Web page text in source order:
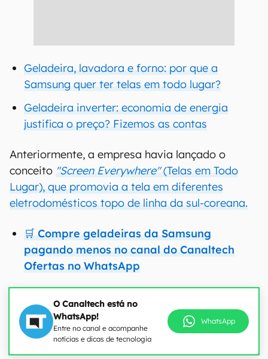
Geladeira, lavadora e forno: por que a
Samsung quer ter telas em todo lugar?
Geladeira inverter: economia de energia
justifica o preço? Fizemos as contas
Anteriormente, a empresa havia lançado o
conceito "Screen Everywhere"(Telas em Todo
Lugar), que promovia a tela em diferentes
eletrodomésticos topo de linha da sul-coreana.
🛒 Compre geladeiras da Samsung
pagando menos no canal do Canaltech
Ofertas no WhatsApp
O Canaltech está no
WhatsApp!
Entre no canal e acompanhe
notícias e dicas de tecnologia
WhatsApp